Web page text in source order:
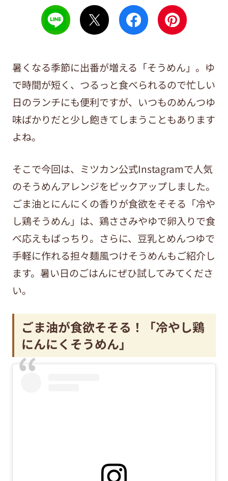
暑くなる季節に出番が増える「そうめん」。ゆ
で時間が短く、つるっと食べられるので忙しい
日のランチにも便利ですが、いつものめんつゆ
味ばかりだと少し飽きてしまうこともあります
よね。
そこで今回は、ミツカン公式Instagramで人気
のそうめんアレンジをピックアップしました。
ごま油とにんにくの香りが食欲をそそる「冷や
し鶏そうめん」は、鶏ささみやゆで卵入りで食
べ応えもばっちり。さらに、豆乳とめんつゆで
手軽に作れる担々麺風つけそうめんもご紹介し
ます。暑い日のごはんにぜひ試してみてくださ
い。
ごま油が食欲そそる！「冷やし鶏
にんにくそうめん」